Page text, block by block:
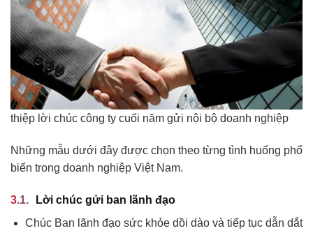
thiệp lời chúc công ty cuối năm gửi nội bộ doanh nghiệp
Những mẫu dưới đây được chọn theo từng tình huống phổ
biến trong doanh nghiệp Việt Nam.
Lời chúc gửi ban lãnh đạo
Chúc Ban lãnh đạo sức khỏe dồi dào và tiếp tục dẫn dắt